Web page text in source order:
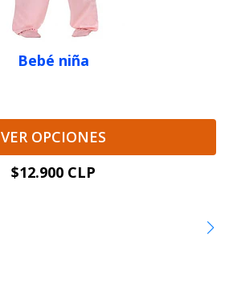
Bebé niña
VER OPCIONES
$12.900 CLP